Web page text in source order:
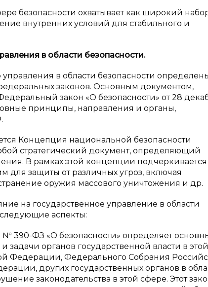
безопасности охватывает как широкий
внутренних условий для стабильного и
в области безопасности.
в области безопасности
законов. Основным документом,
закон «О безопасности» от 28
принципы, направления и органы,
Концепция национальной безопасности
стратегический документ, определяющий
В рамках этой концепции подчеркивается
для защиты от различных угроз, включая
оружия массового уничтожения и др.
на государственное управление в области
аспекты:
390-ФЗ «О безопасности» определяет
органов государственной власти в этой
Федерации, Федерального Собрания
других государственных органов в
законодательства в этой сфере. Этот